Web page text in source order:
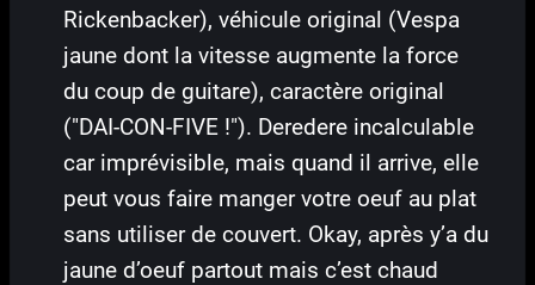
Rickenbacker), véhicule original (Vespa
jaune dont la vitesse augmente la force
du coup de guitare), caractère original
("DAI-CON-FIVE !"). Deredere incalculable
car imprévisible, mais quand il arrive, elle
peut vous faire manger votre oeuf au plat
sans utiliser de couvert. Okay, après y’a du
jaune d’oeuf partout mais c’est chaud